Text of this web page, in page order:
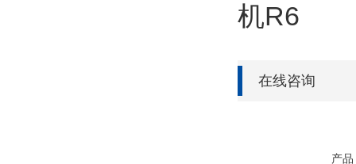
机R6
在线咨询
产品